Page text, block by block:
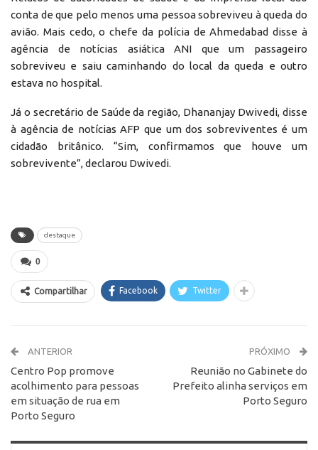
conta de que pelo menos uma pessoa sobreviveu à queda do
avião. Mais cedo, o chefe da polícia de Ahmedabad disse à
agência de notícias asiática ANI que um passageiro
sobreviveu e saiu caminhando do local da queda e outro
estava no hospital.
Já o secretário de Saúde da região, Dhananjay Dwivedi, disse
à agência de notícias AFP que um dos sobreviventes é um
cidadão britânico. “Sim, confirmamos que houve um
sobrevivente”, declarou Dwivedi.
destaque
0
Compartilhar Facebook Twitter
ANTERIOR
Centro Pop promove
acolhimento para pessoas
em situação de rua em
Porto Seguro
PRÓXIMO
Reunião no Gabinete do
Prefeito alinha serviços em
Porto Seguro